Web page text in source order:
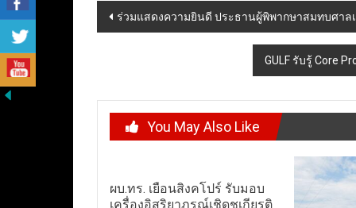
Post
ร่วมแสดงความยินดี ประธานผู้พิพากษาสมทบศาล
GULF รับรู้ Core
You May Also Like
ผบ.ทร. เยือนสิงคโปร์ รับมอบ
เครื่องอิสริยาภรณ์เชิดชูเกียรติ